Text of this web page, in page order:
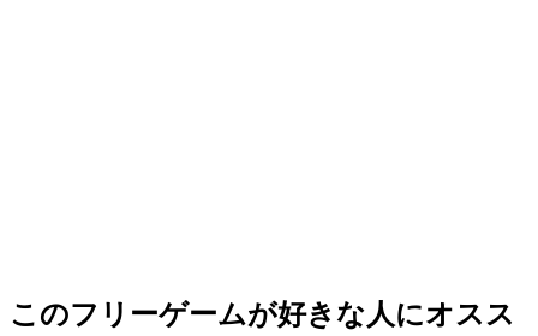
このフリーゲームが好きな人にオスス